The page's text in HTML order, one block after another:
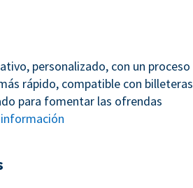
personalizado, con un proceso
rápido, compatible con billeteras
para fomentar las ofrendas